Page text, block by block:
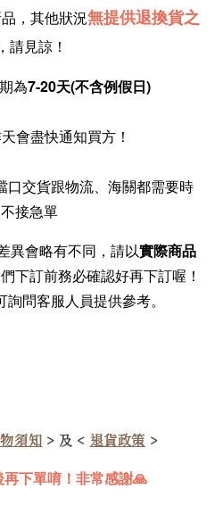
，其他狀況無提供退換貨之
，請見諒！
為7-20天(不含例假日)
口交貨跟物流、海關都需要時
接急單
異會略有不同，請以實際商品
下訂前務必確認好再下訂喔！
須知 > 及 < 退貨政策 >
下單唷！非常感謝🙏